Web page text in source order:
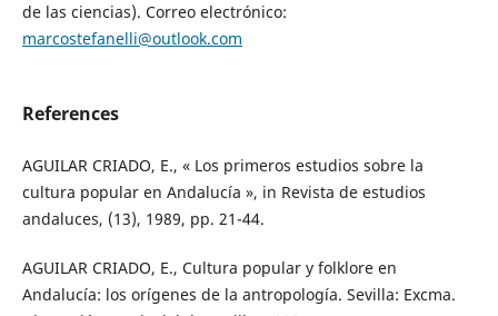
de las ciencias). Correo electrónico:
marcostefanelli@outlook.com
References
AGUILAR CRIADO, E., « Los primeros estudios sobre la
cultura popular en Andalucía », in Revista de estudios
andaluces, (13), 1989, pp. 21-44.
AGUILAR CRIADO, E., Cultura popular y folklore en
Andalucía: los orígenes de la antropología. Sevilla: Excma.